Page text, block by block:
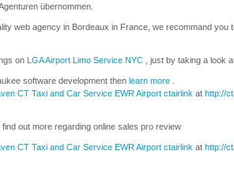
übernommen.
web agency in Bordeaux in France, we recommand you
on LGA Airport Limo Service NYC , just by taking a look
software development then learn more
CT Taxi and Car Service EWR Airport ctairlink at http://
find out more regarding online sales pro review
CT Taxi and Car Service EWR Airport ctairlink at http://